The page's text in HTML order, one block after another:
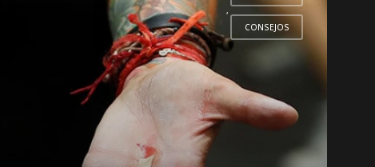
,
CONSEJOS